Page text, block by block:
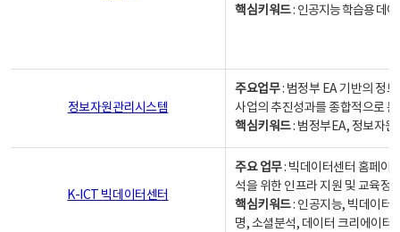
핵심키워드: 인공지능 학습용 데
정보자원관리시스템
주요업무: 범정부 EA 기반의 정
사업의 추진성과를 종합적으로
핵심키워드: 범정부EA, 정보자
K-ICT 빅데이터센터
주요 업무: 빅데이터센터 홈페이
석을 위한 인프라 지원 및 교육정
핵심키워드: 인공지능, 빅데이터,
명, 소셜분석, 데이터 크리에이터